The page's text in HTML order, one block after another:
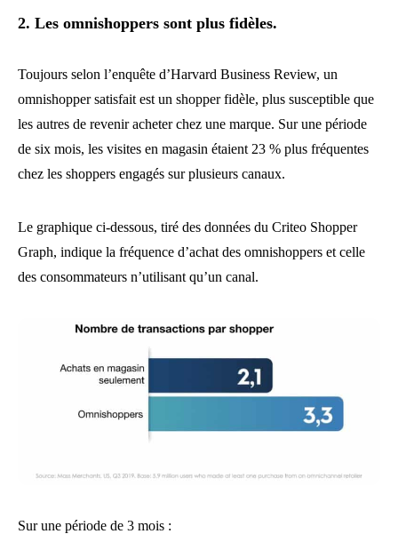
2. Les omnishoppers sont plus fidèles.
Toujours selon l’enquête d’Harvard Business Review, un
omnishopper satisfait est un shopper fidèle, plus susceptible que
les autres de revenir acheter chez une marque. Sur une période
de six mois, les visites en magasin étaient 23 % plus fréquentes
chez les shoppers engagés sur plusieurs canaux.
Le graphique ci-dessous, tiré des données du Criteo Shopper
Graph, indique la fréquence d’achat des omnishoppers et celle
des consommateurs n’utilisant qu’un canal.
Sur une période de 3 mois :